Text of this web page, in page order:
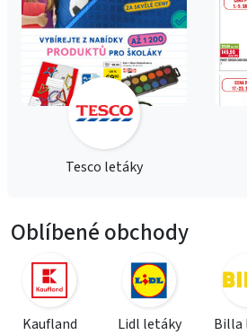
Tesco letáky
Oblíbené obchody
Kaufland
Lidl letáky Billa